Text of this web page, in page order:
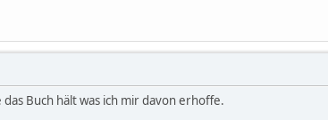
Buch hält was ich mir davon erhoffe.